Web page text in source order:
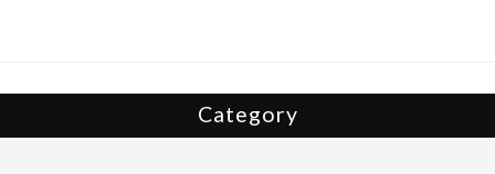
Category